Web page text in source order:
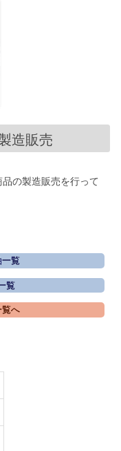
造販売
の製造販売を行って
一覧
覧
覧へ